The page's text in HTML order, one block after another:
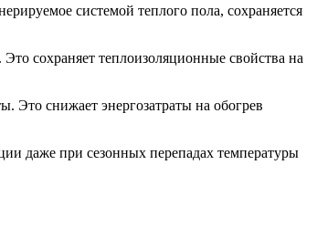
системой теплого пола, сохраняется
сохраняет теплоизоляционные свойства на
Это снижает энергозатраты на обогрев
даже при сезонных перепадах температуры